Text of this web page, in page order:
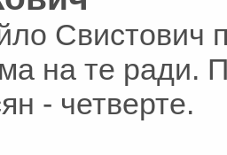
Свистович
на те ради.
- четверте.